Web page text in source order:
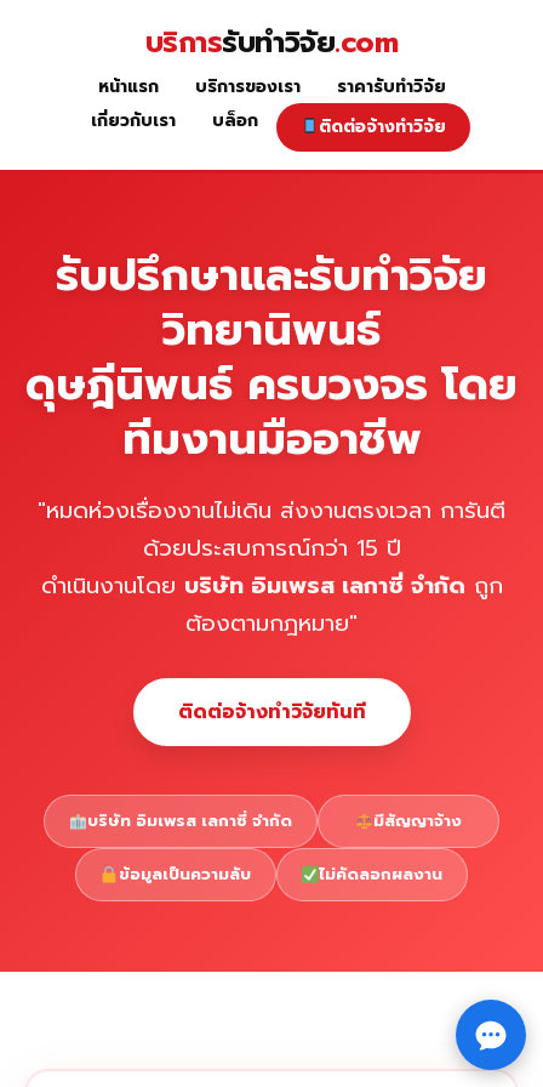
หน้าแรก
Copyright © 2026 รับทำวิจัย รับทำวิทยานิพนธ์ รับทำ⇧
บริการรับทำวิจัย.com
หน้าแรก บริการของเรา
ราคารับทำวิจัย
เกี่ยวกับเรา
บล็อก ติดต่อจ้างทำวิจัย
รับปรึกษาและรับทำวิจัย
วิทยานิพนธ์
ดุษฎีนิพนธ์ ครบวงจร โดย
ทีมงานมืออาชีพ
"หมดห่วงเรื่องงานไม่เดิน ส่งงานตรงเวลา การันตี
ด้วยประสบการณ์กว่า 15 ปี
ดำเนินงานโดย บริษัท อิมเพรส เลกาซี่ จำกัด ถูก
ต้องตามกฎหมาย"
ติดต่อจ้างทำวิจัยทันที
บริษัท อิมเพรส เลกาซี่ จำกัด มีสัญญาจ้าง
ข้อมูลเป็นความลับ ไม่คัดลอกผลงาน